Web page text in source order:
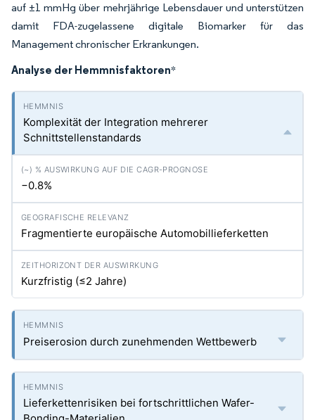
auf ±1 mmHg über mehrjährige Lebensdauer und unterstützen
damit FDA-zugelassene digitale Biomarker für das
Management chronischer Erkrankungen.
Analyse der Hemmnisfaktoren*
Komplexität der Integration mehrerer
Schnittstellenstandards
−0.8%
Fragmentierte europäische Automobillieferketten
Kurzfristig (≤2 Jahre)
Preiserosion durch zunehmenden Wettbewerb
Lieferkettenrisiken bei fortschrittlichen Wafer-